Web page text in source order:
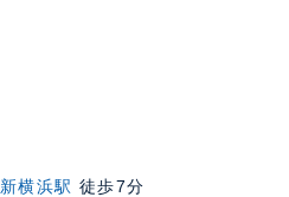
新横浜駅 徒歩7分